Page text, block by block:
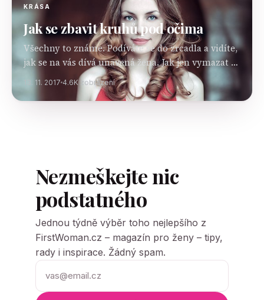
KRÁSA
Jak se zbavit kruhů pod očima
Všechny to známe. Podíváte se do zrcadla a vidíte,
jak se na vás dívá unavená žena. Jak jen vymazat ty
tmavé kruhy pod očima? Důležité je zjistit příčinu
jejich vzniku.…
13. 11. 2017 4.6K zobrazení
Nezmeškejte nic
podstatného
Jednou týdně výběr toho nejlepšího z
FirstWoman.cz – magazín pro ženy – tipy,
rady i inspirace. Žádný spam.